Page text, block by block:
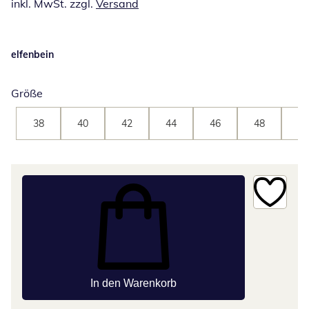
inkl. MwSt. zzgl. Versand
elfenbein
Größe
38 40 42 44 46 48
In den Warenkorb